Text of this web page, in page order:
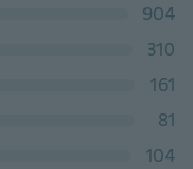
904
310
161
81
104